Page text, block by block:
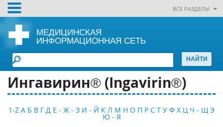
ВСЕ РАЗДЕЛЫ
МЕДИЦИНСКАЯ
ИНФОРМАЦИОННАЯ СЕТЬ
Ингавирин® (Ingavirin®)
1-Z А Б В Г Д Е - Ж - З И - Й К Л М Н О П Р С Т У Ф Х Ц Ч - Щ Э
Ю - Я